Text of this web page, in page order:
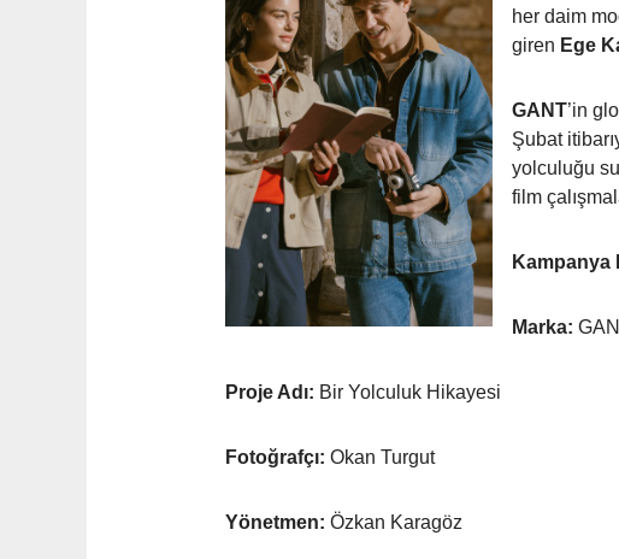
her daim
giren Ege
GANT’in
Şubat
yolculuğu
film
Kampanya
Marka:
Proje Adı: Bir Yolculuk Hikayesi
Fotoğrafçı: Okan Turgut
Yönetmen: Özkan Karagöz